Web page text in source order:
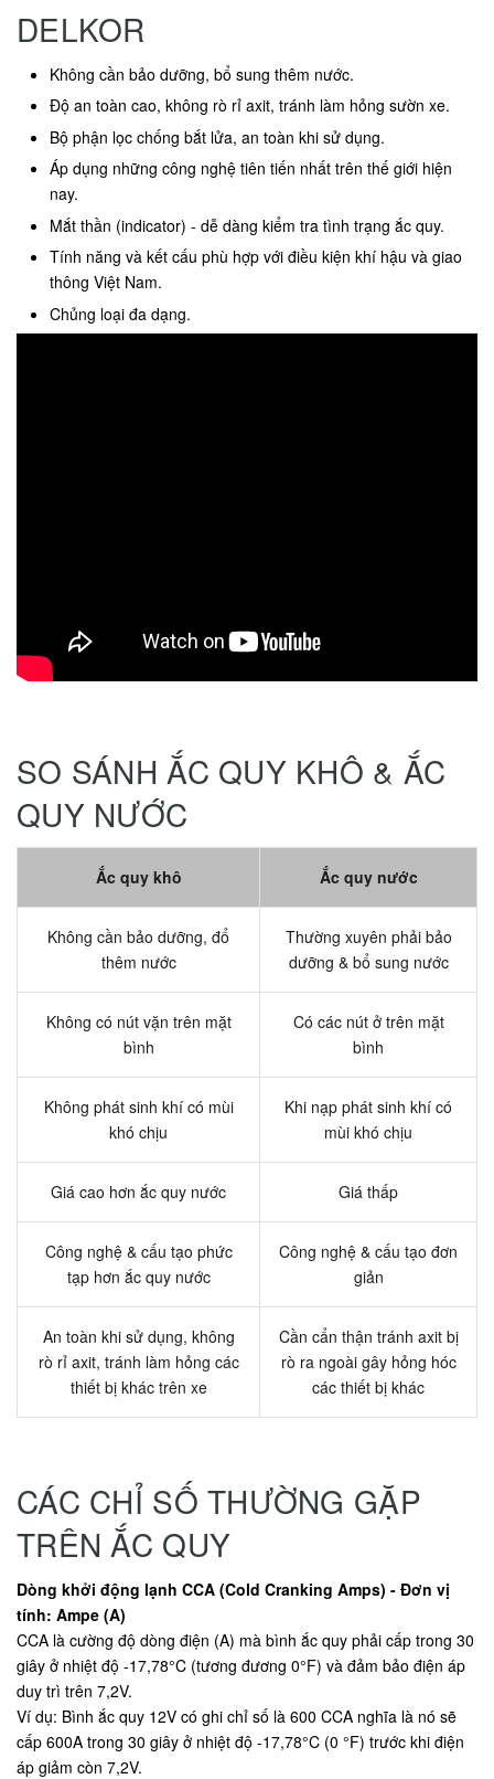
DELKOR
Không cần bảo dưỡng, bổ sung thêm nước.
Độ an toàn cao, không rò rỉ axit, tránh làm hỏng sườn xe.
Bộ phận lọc chống bắt lửa, an toàn khi sử dụng.
Áp dụng những công nghệ tiên tiến nhất trên thế giới hiện
nay.
Mắt thần (indicator) - dễ dàng kiểm tra tình trạng ắc quy.
Tính năng và kết cấu phù hợp với điều kiện khí hậu và giao
thông Việt Nam.
Chủng loại đa dạng.
SO SÁNH ẮC QUY KHÔ & ẮC
QUY NƯỚC
Ắc quy khô Ắc quy nước
Không cần bảo dưỡng, đổ
thêm nước
Thường xuyên phải bảo
dưỡng & bổ sung nước
Không có nút vặn trên mặt
bình
Có các nút ở trên mặt
bình
Không phát sinh khí có mùi
khó chịu
Khi nạp phát sinh khí có
mùi khó chịu
Giá cao hơn ắc quy nước Giá thấp
Công nghệ & cấu tạo phức
tạp hơn ắc quy nước
Công nghệ & cấu tạo đơn
giản
An toàn khi sử dụng, không
rò rỉ axit, tránh làm hỏng các
thiết bị khác trên xe
Cần cẩn thận tránh axit bị
rò ra ngoài gây hỏng hóc
các thiết bị khác
CÁC CHỈ SỐ THƯỜNG GẶP
TRÊN ẮC QUY
Dòng khởi động lạnh CCA (Cold Cranking Amps) - Đơn vị
tính: Ampe (A)
CCA là cường độ dòng điện (A) mà bình ắc quy phải cấp trong 30
giây ở nhiệt độ -17,78°C (tương đương 0°F) và đảm bảo điện áp
duy trì trên 7,2V.
Ví dụ: Bình ắc quy 12V có ghi chỉ số là 600 CCA nghĩa là nó sẽ
cấp 600A trong 30 giây ở nhiệt độ -17,78°C (0 °F) trước khi điện
áp giảm còn 7,2V.